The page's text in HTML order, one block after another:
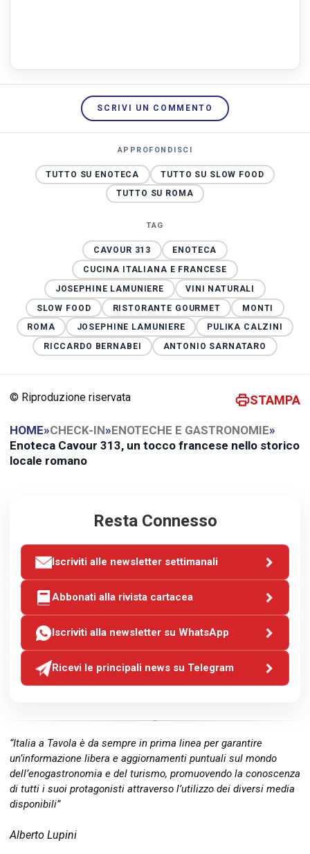
SCRIVI UN COMMENTO
APPROFONDISCI
TUTTO SU ENOTECA
TUTTO SU SLOW FOOD
TUTTO SU ROMA
TAG
CAVOUR 313
ENOTECA
CUCINA ITALIANA E FRANCESE
JOSEPHINE LAMUNIERE
VINI NATURALI
SLOW FOOD
RISTORANTE GOURMET
MONTI
ROMA
JOSEPHINE LAMUNIERE
PULIKA CALZINI
RICCARDO BERNABEI
ANTONIO SARNATARO
© Riproduzione riservata STAMPA
HOME»CHECK-IN»ENOTECHE E GASTRONOMIE»
Enoteca Cavour 313, un tocco francese nello storico
locale romano
Resta Connesso
Iscriviti alle newsletter settimanali
Abbonati alla rivista cartacea
Iscriviti alla newsletter su WhatsApp
Ricevi le principali news su Telegram
“Italia a Tavola è da sempre in prima linea per garantire
un’informazione libera e aggiornamenti puntuali sul mondo
dell’enogastronomia e del turismo, promuovendo la conoscenza
di tutti i suoi protagonisti attraverso l’utilizzo dei diversi media
disponibili”
Alberto Lupini